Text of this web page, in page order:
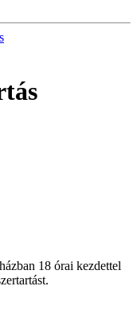
18 órai kezdettel